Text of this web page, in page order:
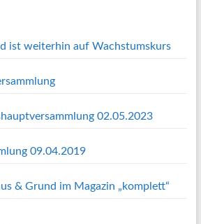
ist weiterhin auf Wachstumskurs
02.05.2023
09.04.2019
& Grund im Magazin „komplett“